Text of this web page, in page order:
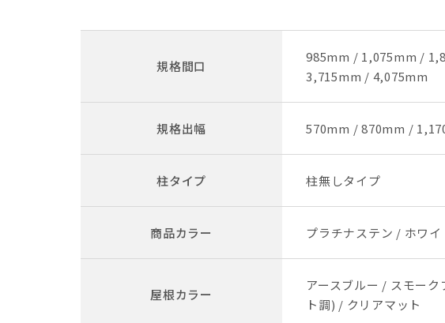
規格間口
985mm / 1,075mm /
3,715mm / 4,075mm
規格出幅 570mm / 870mm /
柱タイプ 柱無しタイプ
商品カラー プラチナステン / ホワ
屋根カラー
アースブルー / スモー
ト調) / クリアマット